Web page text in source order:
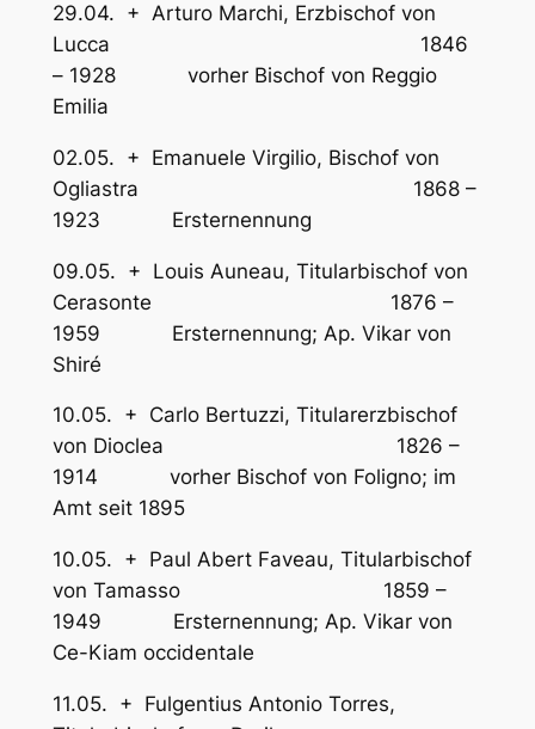
29.04. + Arturo Marchi, Erzbischof von
Lucca 1846
– 1928 vorher Bischof von Reggio
Emilia
02.05. + Emanuele Virgilio, Bischof von
Ogliastra 1868 –
1923 Ersternennung
09.05. + Louis Auneau, Titularbischof von
Cerasonte 1876 –
1959 Ersternennung; Ap. Vikar von
Shiré
10.05. + Carlo Bertuzzi, Titularerzbischof
von Dioclea 1826 –
1914 vorher Bischof von Foligno; im
Amt seit 1895
10.05. + Paul Abert Faveau, Titularbischof
von Tamasso 1859 –
1949 Ersternennung; Ap. Vikar von
Ce-Kiam occidentale
11.05. + Fulgentius Antonio Torres,